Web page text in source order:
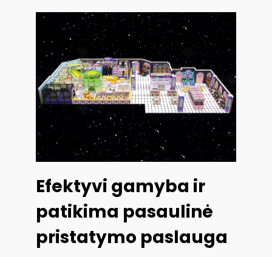
Efektyvi gamyba ir
patikima pasaulinė
pristatymo paslauga